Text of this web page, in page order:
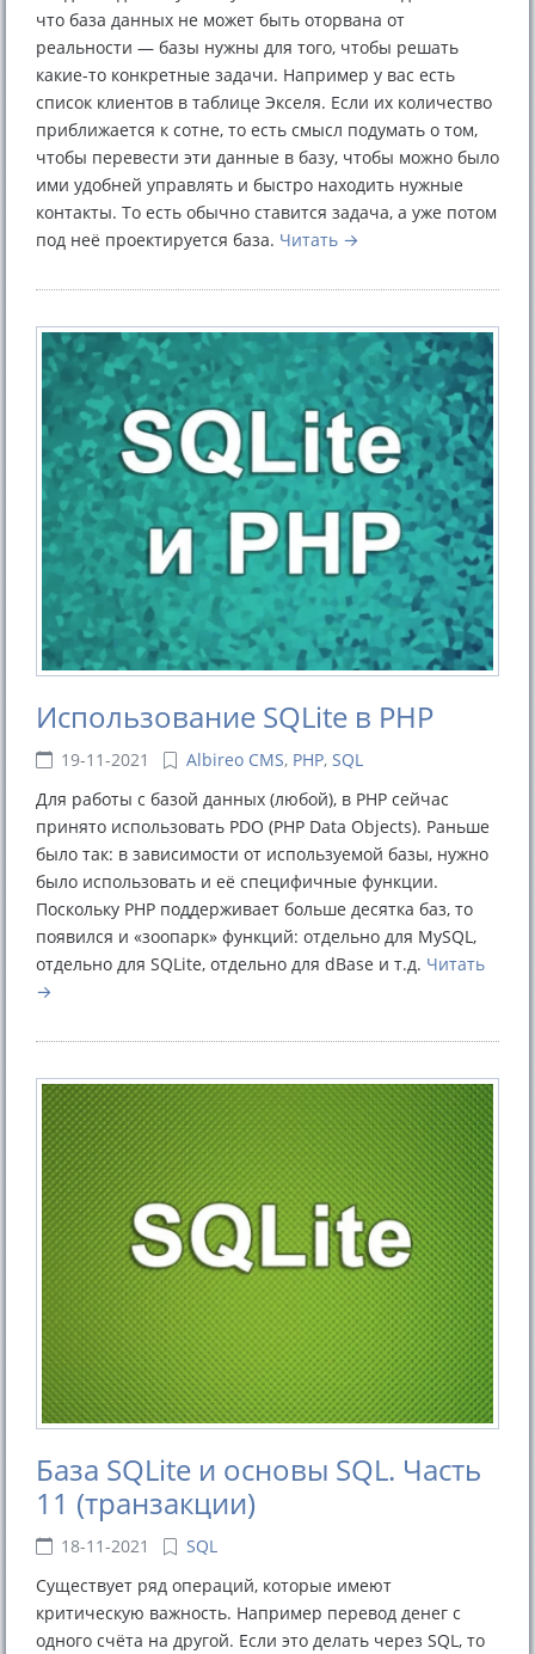
что база данных не может быть оторвана от
реальности — базы нужны для того, чтобы решать
какие-то конкретные задачи. Например у вас есть
список клиентов в таблице Экселя. Если их количество
приближается к сотне, то есть смысл подумать о том,
чтобы перевести эти данные в базу, чтобы можно было
ими удобней управлять и быстро находить нужные
контакты. То есть обычно ставится задача, а уже потом
под неё проектируется база. Читать
Использование SQLite в PHP
19-11-2021 Albireo CMS, PHP, SQL
Для работы с базой данных (любой), в PHP сейчас
принято использовать PDO (PHP Data Objects). Раньше
было так: в зависимости от используемой базы, нужно
было использовать и её специфичные функции.
Поскольку PHP поддерживает больше десятка баз, то
появился и «зоопарк» функций: отдельно для MySQL,
отдельно для SQLite, отдельно для dBase и т.д. Читать
База SQLite и основы SQL. Часть
11 (транзакции)
18-11-2021
SQL
Существует ряд операций, которые имеют
критическую важность. Например перевод денег с
одного счёта на другой. Если это делать через SQL, то